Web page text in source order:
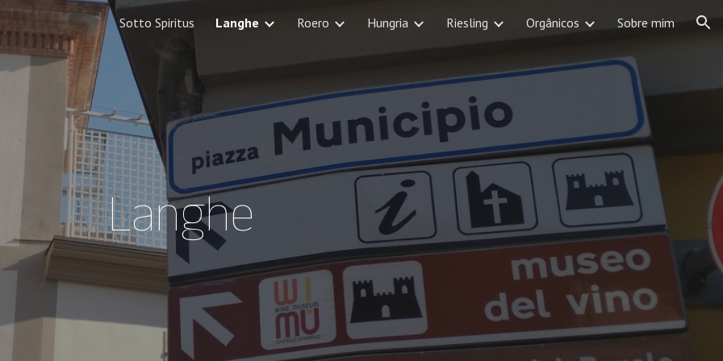
to main content Skip to navigation
Sotto Spiritus Langhe Roero Hungria Riesling Orgânicos Sobre mim
Langhe